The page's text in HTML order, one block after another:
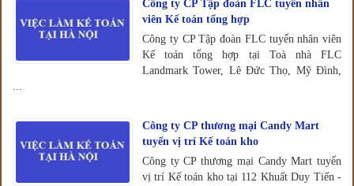
Công ty CP Tập đoàn FLC tuyển nhân
viên Kế toán tổng hợp
Công ty CP Tập đoàn FLC tuyển nhân viên
Kế toán tổng hợp tại Toà nhà FLC
Landmark Tower, Lê Đức Thọ, Mỹ Đình,
...
Công ty CP thương mại Candy Mart
tuyển vị trí Kế toán kho
Công ty CP thương mại Candy Mart tuyển
vị trí Kế toán kho tại 112 Khuất Duy Tiến -